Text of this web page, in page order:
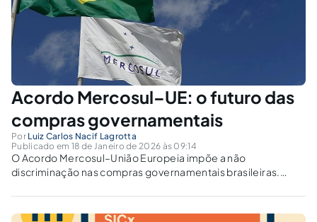
Acordo Mercosul–UE: o futuro das
compras governamentais
Por Luiz Carlos Nacif Lagrotta
Publicado em 18 de Janeiro de 2026 às 09:14
O Acordo Mercosul–União Europeia impõe a não
discriminação nas compras governamentais brasileiras.
14.133/2021 e as preferências domésticas previstas no
direito interno?